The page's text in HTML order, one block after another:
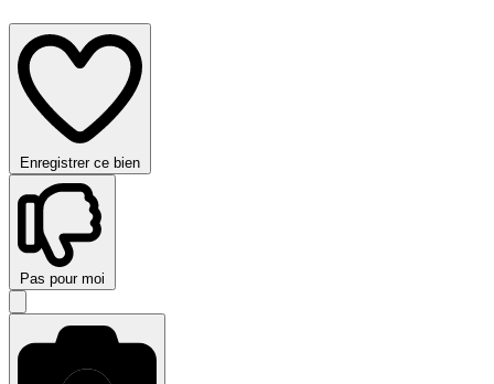
Enregistrer ce bien
Pas pour moi